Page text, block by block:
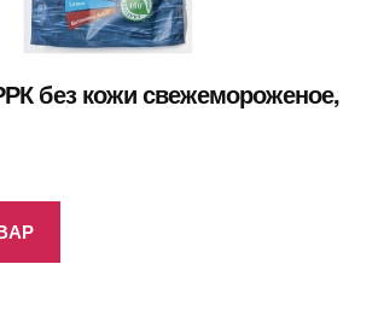
без кожи свежемороженое,